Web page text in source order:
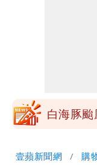
勝：時
兆基風
驚：戰
白海豚
壹蘋新聞網 購